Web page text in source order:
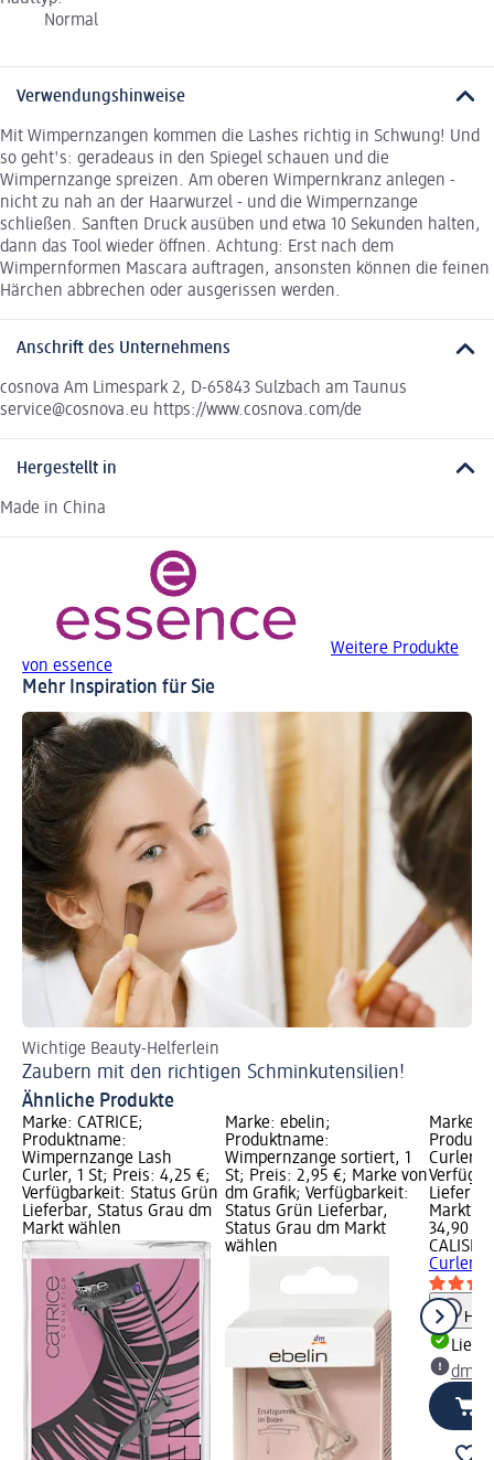
Normal
Verwendungshinweise
Mit Wimpernzangen kommen die Lashes richtig in Schwung! Und
so geht's: geradeaus in den Spiegel schauen und die
Wimpernzange spreizen. Am oberen Wimpernkranz anlegen -
nicht zu nah an der Haarwurzel - und die Wimpernzange
schließen. Sanften Druck ausüben und etwa 10 Sekunden halten,
dann das Tool wieder öffnen. Achtung: Erst nach dem
Wimpernformen Mascara auftragen, ansonsten können die feinen
Härchen abbrechen oder ausgerissen werden.
Anschrift des Unternehmens
cosnova Am Limespark 2, D-65843 Sulzbach am Taunus
service@cosnova.eu https://www.cosnova.com/de
Hergestellt in
Made in China
Weitere Produkte
von essence
Mehr Inspiration für Sie
Wichtige Beauty-Helferlein
Zaubern mit den richtigen Schminkutensilien!
Ähnliche Produkte
Marke: CATRICE;
Produktname:
Wimpernzange Lash
Curler, 1 St; Preis: 4,25 €;
Verfügbarkeit: Status Grün
Lieferbar, Status Grau dm
Markt wählen
Marke: ebelin;
Produktname:
Wimpernzange sortiert, 1
St; Preis: 2,95 €; Marke von
dm Grafik; Verfügbarkeit:
Status Grün Lieferbar,
Status Grau dm Markt
wählen
Marke:
Curler,
Markt
34,90 €
CALISI
Curler, 1
dm